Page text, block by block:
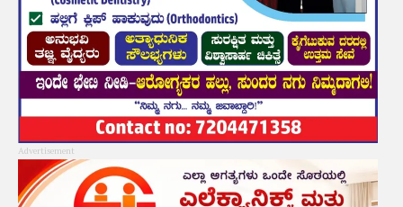
Advertisement